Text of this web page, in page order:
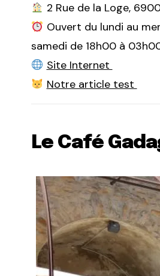
2 Rue de la Loge,
Ouvert du lundi au
samedi de 18h00 à
Site Internet
Notre article test
Le Café